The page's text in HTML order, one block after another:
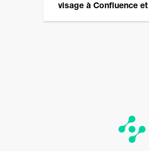
visage à Confluence et